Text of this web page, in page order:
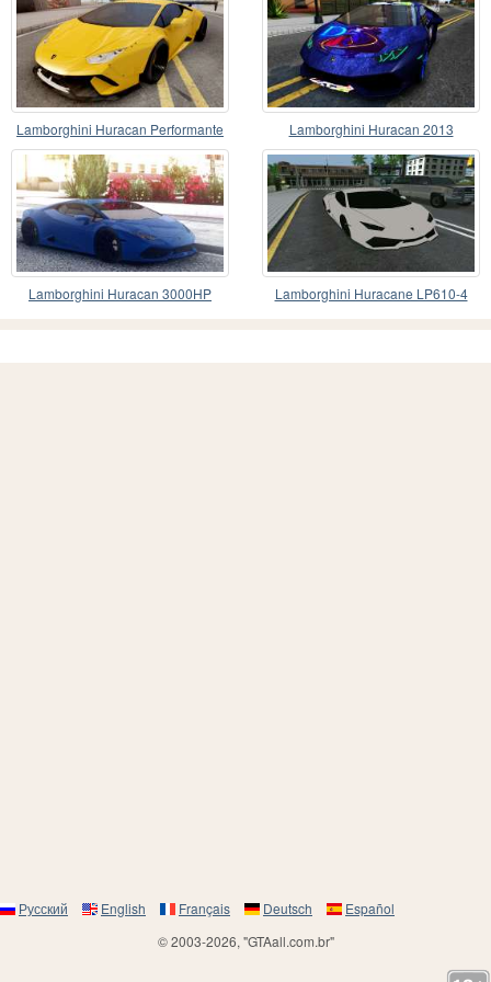
Lamborghini Huracan Performante Lamborghini Huracan 2013
Lamborghini Huracan 3000HP
Lamborghini Huracane LP610-4
Русский English Français Deutsch
Español
© 2003-2026, "GTAall.com.br"